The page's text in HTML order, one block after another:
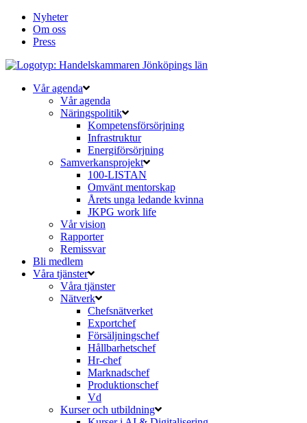
Nyheter
Om oss
Press
Vår agenda
Vår agenda
Näringspolitik
Kompetensförsörjning
Infrastruktur
Energiförsörjning
Samverkansprojekt
100-LISTAN
Omvänt mentorskap
Årets unga ledande kvinna
JKPG work life
Vår vision
Rapporter
Remissvar
Bli medlem
Våra tjänster
Våra tjänster
Nätverk
Chefsnätverket
Exportchef
Försäljningschef
Hållbarhetschef
Hr-chef
Marknadschef
Produktionschef
Vd
Kurser och utbildning